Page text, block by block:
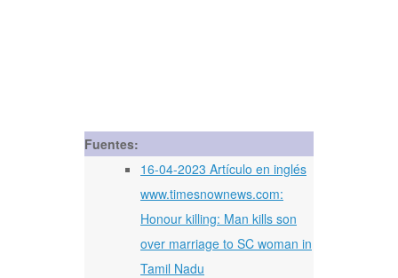
Fuentes:
16-04-2023 Artículo en inglés
www.timesnownews.com:
Honour killing: Man kills son
over marriage to SC woman in
Tamil Nadu